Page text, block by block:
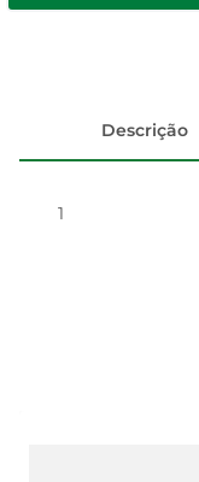
Descrição
1